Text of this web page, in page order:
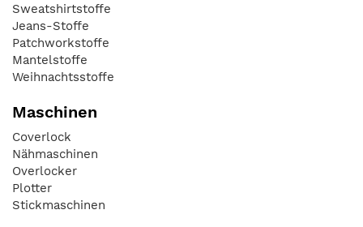
Sweatshirtstoffe
Jeans-Stoffe
Patchworkstoffe
Mantelstoffe
Weihnachtsstoffe
Maschinen
Coverlock
Nähmaschinen
Overlocker
Plotter
Stickmaschinen